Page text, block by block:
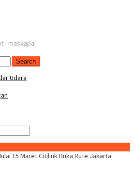
- maskapai
Search
15 Maret Citilink Buka Rute Jakarta